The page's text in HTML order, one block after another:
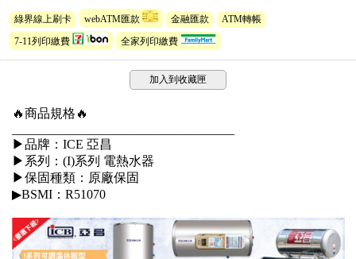
綠界線上刷卡 webATM匯款 金融匯款
ATM轉帳
7-11列印繳費
全家列印繳費
加入到收藏匣
🔥商品規格🔥
▶品牌：ICE 亞昌
▶系列：(I)系列 電熱水器
▶保固種類：原廠保固
▶BSMI：R51070